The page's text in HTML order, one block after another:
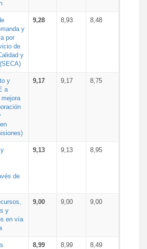
y
por
de
y
9,28 8,93 8,48
y
a
9,17 9,17 8,75
de
9,13 9,13 8,95
y
en vía
9,00 9,00 9,00
8,99 8,99 8,49